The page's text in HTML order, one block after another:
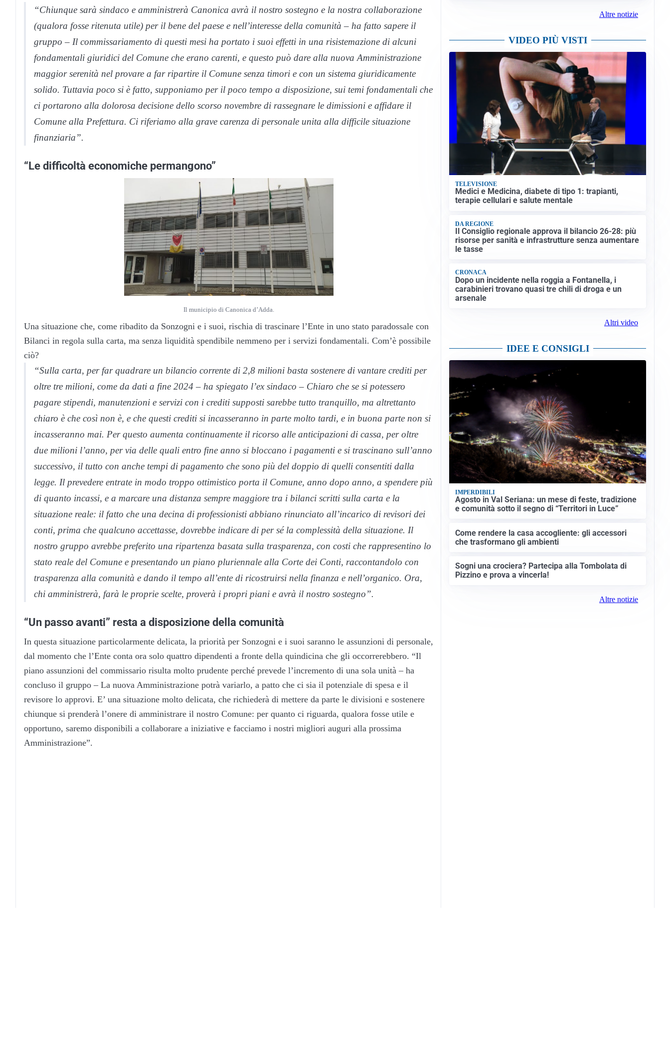
“Chiunque sarà sindaco e amministrerà Canonica avrà il nostro sostegno e la nostra collaborazione
(qualora fosse ritenuta utile) per il bene del paese e nell’interesse della comunità – ha fatto sapere il
gruppo – Il commissariamento di questi mesi ha portato i suoi effetti in una risistemazione di alcuni
fondamentali giuridici del Comune che erano carenti, e questo può dare alla nuova Amministrazione
maggior serenità nel provare a far ripartire il Comune senza timori e con un sistema giuridicamente
solido. Tuttavia poco si è fatto, supponiamo per il poco tempo a disposizione, sui temi fondamentali che
ci portarono alla dolorosa decisione dello scorso novembre di rassegnare le dimissioni e affidare il
Comune alla Prefettura. Ci riferiamo alla grave carenza di personale unita alla difficile situazione
finanziaria”.
“Le difficoltà economiche permangono”
Il municipio di Canonica d’Adda.
Una situazione che, come ribadito da Sonzogni e i suoi, rischia di trascinare l’Ente in uno stato paradossale con
Bilanci in regola sulla carta, ma senza liquidità spendibile nemmeno per i servizi fondamentali. Com’è possibile
ciò?
“Sulla carta, per far quadrare un bilancio corrente di 2,8 milioni basta sostenere di vantare crediti per
oltre tre milioni, come da dati a fine 2024 – ha spiegato l’ex sindaco – Chiaro che se si potessero
pagare stipendi, manutenzioni e servizi con i crediti supposti sarebbe tutto tranquillo, ma altrettanto
chiaro è che così non è, e che questi crediti si incasseranno in parte molto tardi, e in buona parte non si
incasseranno mai. Per questo aumenta continuamente il ricorso alle anticipazioni di cassa, per oltre
due milioni l’anno, per via delle quali entro fine anno si bloccano i pagamenti e si trascinano sull’anno
successivo, il tutto con anche tempi di pagamento che sono più del doppio di quelli consentiti dalla
legge. Il prevedere entrate in modo troppo ottimistico porta il Comune, anno dopo anno, a spendere più
di quanto incassi, e a marcare una distanza sempre maggiore tra i bilanci scritti sulla carta e la
situazione reale: il fatto che una decina di professionisti abbiano rinunciato all’incarico di revisori dei
conti, prima che qualcuno accettasse, dovrebbe indicare di per sé la complessità della situazione. Il
nostro gruppo avrebbe preferito una ripartenza basata sulla trasparenza, con costi che rappresentino lo
stato reale del Comune e presentando un piano pluriennale alla Corte dei Conti, raccontandolo con
trasparenza alla comunità e dando il tempo all’ente di ricostruirsi nella finanza e nell’organico. Ora,
chi amministrerà, farà le proprie scelte, proverà i propri piani e avrà il nostro sostegno”.
“Un passo avanti” resta a disposizione della comunità
In questa situazione particolarmente delicata, la priorità per Sonzogni e i suoi saranno le assunzioni di personale,
dal momento che l’Ente conta ora solo quattro dipendenti a fronte della quindicina che gli occorrerebbero. “Il
piano assunzioni del commissario risulta molto prudente perché prevede l’incremento di una sola unità – ha
concluso il gruppo – La nuova Amministrazione potrà variarlo, a patto che ci sia il potenziale di spesa e il
revisore lo approvi. E’ una situazione molto delicata, che richiederà di mettere da parte le divisioni e sostenere
chiunque si prenderà l’onere di amministrare il nostro Comune: per quanto ci riguarda, qualora fosse utile e
opportuno, saremo disponibili a collaborare a iniziative e facciamo i nostri migliori auguri alla prossima
Amministrazione”.
Altre notizie
VIDEO PIÙ VISTI
TELEVISIONE
Medici e Medicina, diabete di tipo 1: trapianti,
terapie cellulari e salute mentale
DA REGIONE
Il Consiglio regionale approva il bilancio 26-28: più
risorse per sanità e infrastrutture senza aumentare
le tasse
CRONACA
Dopo un incidente nella roggia a Fontanella, i
carabinieri trovano quasi tre chili di droga e un
arsenale
Altri video
IDEE E CONSIGLI
IMPERDIBILI
Agosto in Val Seriana: un mese di feste, tradizione
e comunità sotto il segno di “Territori in Luce”
Come rendere la casa accogliente: gli accessori
che trasformano gli ambienti
Sogni una crociera? Partecipa alla Tombolata di
Pizzino e prova a vincerla!
Altre notizie